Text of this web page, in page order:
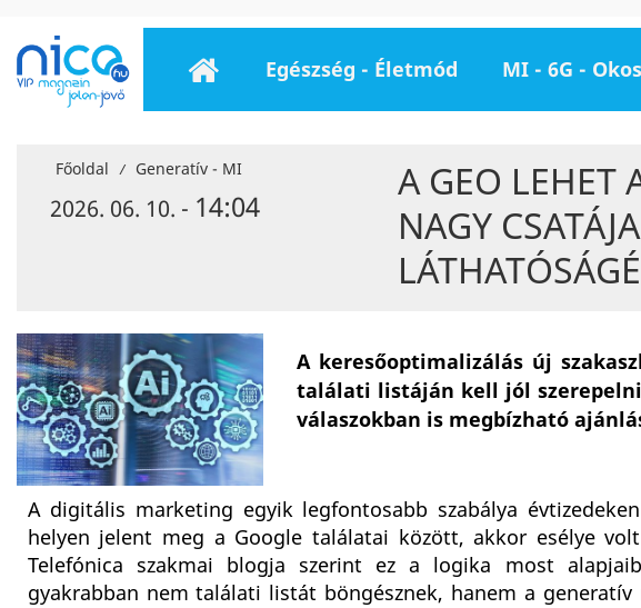
Egészség - Életmód MI - 6G -
Főoldal / Generatív - MI
2026. 06. 10. - 14:04
A GEO LEHET
NAGY
A keresőoptimalizálás új
találati listáján kell jól
válaszokban is megbízható
A digitális marketing egyik legfontosabb szabálya
helyen jelent meg a Google találatai között, akkor esélye
Telefónica szakmai blogja szerint ez a logika most
gyakrabban nem találati listát böngésznek, hanem a